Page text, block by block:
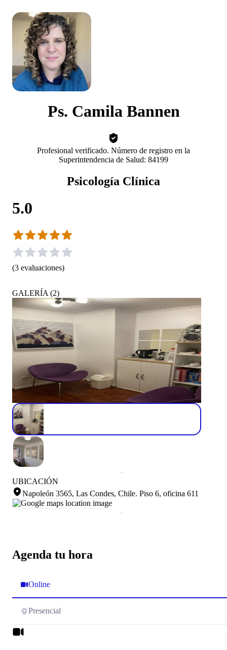
Ps. Camila Bannen
Profesional verificado. Número de registro en la
Superintendencia de Salud: 84199
Psicología Clínica
5.0
(3 evaluaciones)
Agenda tu hora
Online
Presencial
GALERÍA (2)
UBICACIÓN
Napoleón 3565, Las Condes, Chile. Piso 6, oficina 611